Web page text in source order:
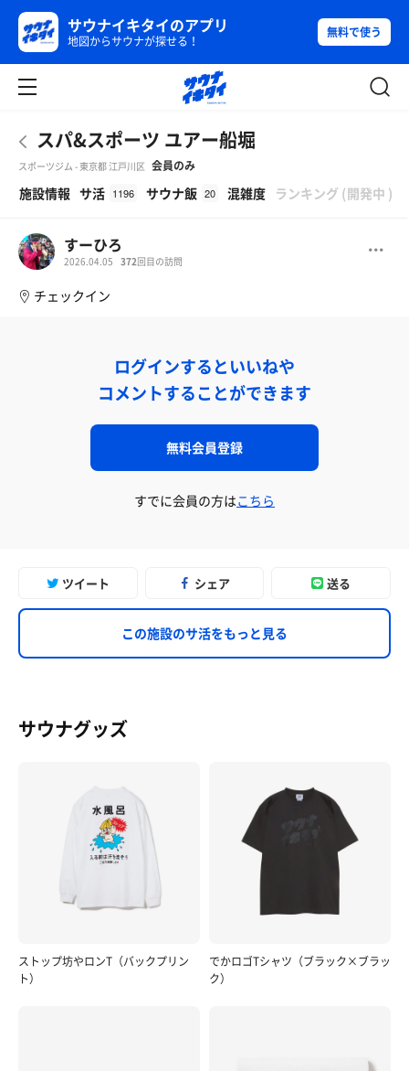
サウナイキタイのアプリ
地図からサウナが探せる！
無料で使う
スパ&スポーツ ユアー船堀
スポーツジム - 東京都 江戸川区 会員のみ
施設情報 サ活 1196 サウナ飯 20 混雑度 ランキング (開発中 )
すーひろ
2026.04.05 372回目の訪問
チェックイン
ログインするといいねや
コメントすることができます
無料会員登録
すでに会員の方はこちら
ツイート シェア 送る
この施設のサ活をもっと見る
サウナグッズ
ストップ坊やロンT（バックプリン
ト）
でかロゴTシャツ（ブラック×ブラッ
ク）